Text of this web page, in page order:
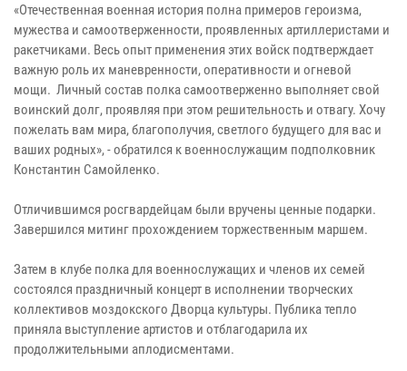
«Отечественная военная история полна примеров героизма,
мужества и самоотверженности, проявленных артиллеристами и
ракетчиками. Весь опыт применения этих войск подтверждает
важную роль их маневренности, оперативности и огневой
мощи. Личный состав полка самоотверженно выполняет свой
воинский долг, проявляя при этом решительность и отвагу. Хочу
пожелать вам мира, благополучия, светлого будущего для вас и
ваших родных», - обратился к военнослужащим подполковник
Константин Самойленко.
Отличившимся росгвардейцам были вручены ценные подарки.
Завершился митинг прохождением торжественным маршем.
Затем в клубе полка для военнослужащих и членов их семей
состоялся праздничный концерт в исполнении творческих
коллективов моздокского Дворца культуры. Публика тепло
приняла выступление артистов и отблагодарила их
продолжительными аплодисментами.